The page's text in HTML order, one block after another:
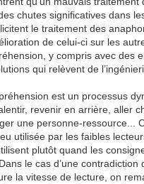
chutes significatives dans
le traitement des
de celui-ci sur les
y compris avec des
qui relèvent de
est un processus
revenir en arrière, aller
une personne-ressource...
utilisée par les faibles
plutôt quand les
le cas d’une contradiction
la vitesse de lecture, on